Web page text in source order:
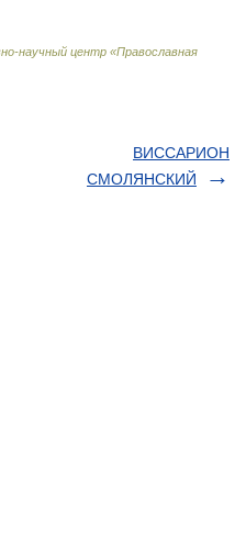
научный центр «Православная
ВИССАРИОН
СМОЛЯНСКИЙ